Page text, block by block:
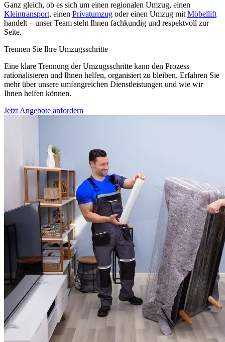
Ganz gleich, ob es sich um einen regionalen Umzug, einen
Kleintransport, einen Privatumzug oder einen Umzug mit Möbellift
handelt – unser Team steht Ihnen fachkundig und respektvoll zur
Seite.
Trennen Sie Ihre Umzugsschritte
Eine klare Trennung der Umzugsschritte kann den Prozess
rationalisieren und Ihnen helfen, organisiert zu bleiben. Erfahren Sie
mehr über unsere umfangreichen Dienstleistungen und wie wir
Ihnen helfen können.
Jetzt Angebote anfordern